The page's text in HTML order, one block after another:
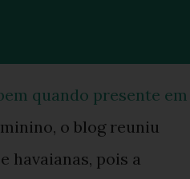
quando presente em
o blog reuniu
havaianas, pois a